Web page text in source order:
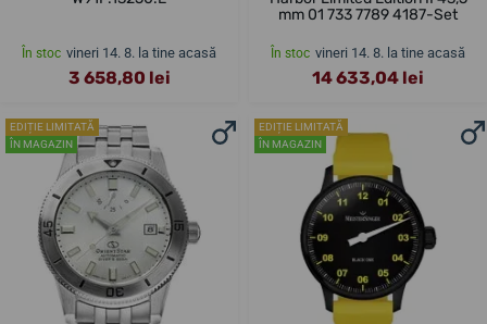
În stoc vineri 14. 8. la tine acasă
3 658,80 lei
mm 01 733 7789 4187-Set
În stoc vineri 14. 8. la tine acasă
14 633,04 lei
EDIȚIE LIMITATĂ
ÎN MAGAZIN
EDIȚIE LIMITATĂ
ÎN MAGAZIN